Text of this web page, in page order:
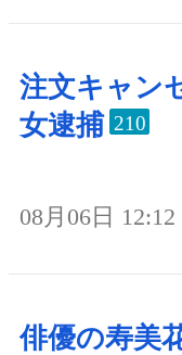
注文キャン
女逮捕 210
08月06日 12:12
俳優の寿美